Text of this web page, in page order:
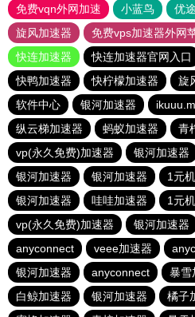
免费vqn外网加速
小蓝鸟 优
旋风加速器
免费vps加速器外网
快连加速器
快连加速器官网入口
快鸭加速器
快柠檬加速器 旋
软件中心
银河加速器
纵云梯加速器
蚂蚁加速器
青
vp(永久免费)加速器
银河加速器
银河加速器
银河加速器 1元
银河加速器
哇哇加速器 1元
vp(永久免费)加速器
银河加速器
anyconnect
veee加速器
银河加速器
anyconnect 暴雪
白鲸加速器
银河加速器 橘子